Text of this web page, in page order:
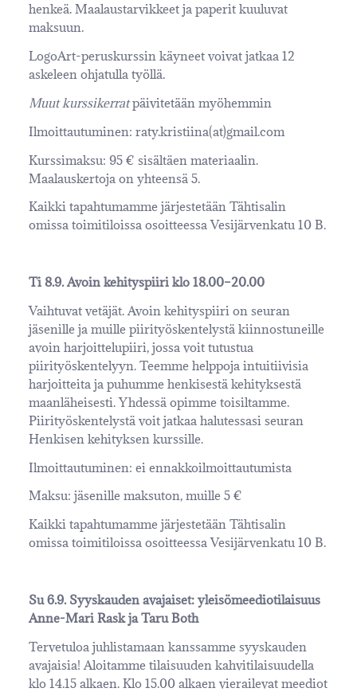
henkeä. Maalaustarvikkeet ja paperit kuuluvat
maksuun.
LogoArt-peruskurssin käyneet voivat jatkaa 12
askeleen ohjatulla työllä.
Muut kurssikerratpäivitetään myöhemmin
Ilmoittautuminen: raty.kristiina(at)gmail.com
Kurssimaksu: 95 € sisältäen materiaalin.
Maalauskertoja on yhteensä 5.
Kaikki tapahtumamme järjestetään Tähtisalin
omissa toimitiloissa osoitteessa Vesijärvenkatu 10 B.
Ti 8.9. Avoin kehityspiiri klo 18.00–20.00
Vaihtuvat vetäjät. Avoin kehityspiiri on seuran
jäsenille ja muille piirityöskentelystä kiinnostuneille
avoin harjoittelupiiri, jossa voit tutustua
piirityöskentelyyn. Teemme helppoja intuitiivisia
harjoitteita ja puhumme henkisestä kehityksestä
maanläheisesti. Yhdessä opimme toisiltamme.
Piirityöskentelystä voit jatkaa halutessasi seuran
Henkisen kehityksen kurssille.
Ilmoittautuminen: ei ennakkoilmoittautumista
Maksu: jäsenille maksuton, muille 5 €
Kaikki tapahtumamme järjestetään Tähtisalin
omissa toimitiloissa osoitteessa Vesijärvenkatu 10 B.
Su 6.9. Syyskauden avajaiset: yleisömeediotilaisuus
Anne-Mari Rask ja Taru Both
Tervetuloa juhlistamaan kanssamme syyskauden
avajaisia! Aloitamme tilaisuuden kahvitilaisuudella
klo 14.15 alkaen. Klo 15.00 alkaen vierailevat meediot